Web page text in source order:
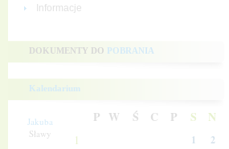
Informacje
DOKUMENTY DO POBRANIA
Kalendarium
Jakuba
Sławy
P W Ś C P S N
1 1 2